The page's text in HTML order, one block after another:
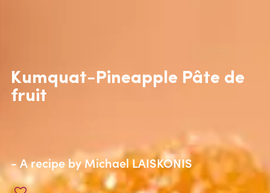
Kumquat-Pineapple Pâte de
fruit
- A recipe byMichael LAISKONIS